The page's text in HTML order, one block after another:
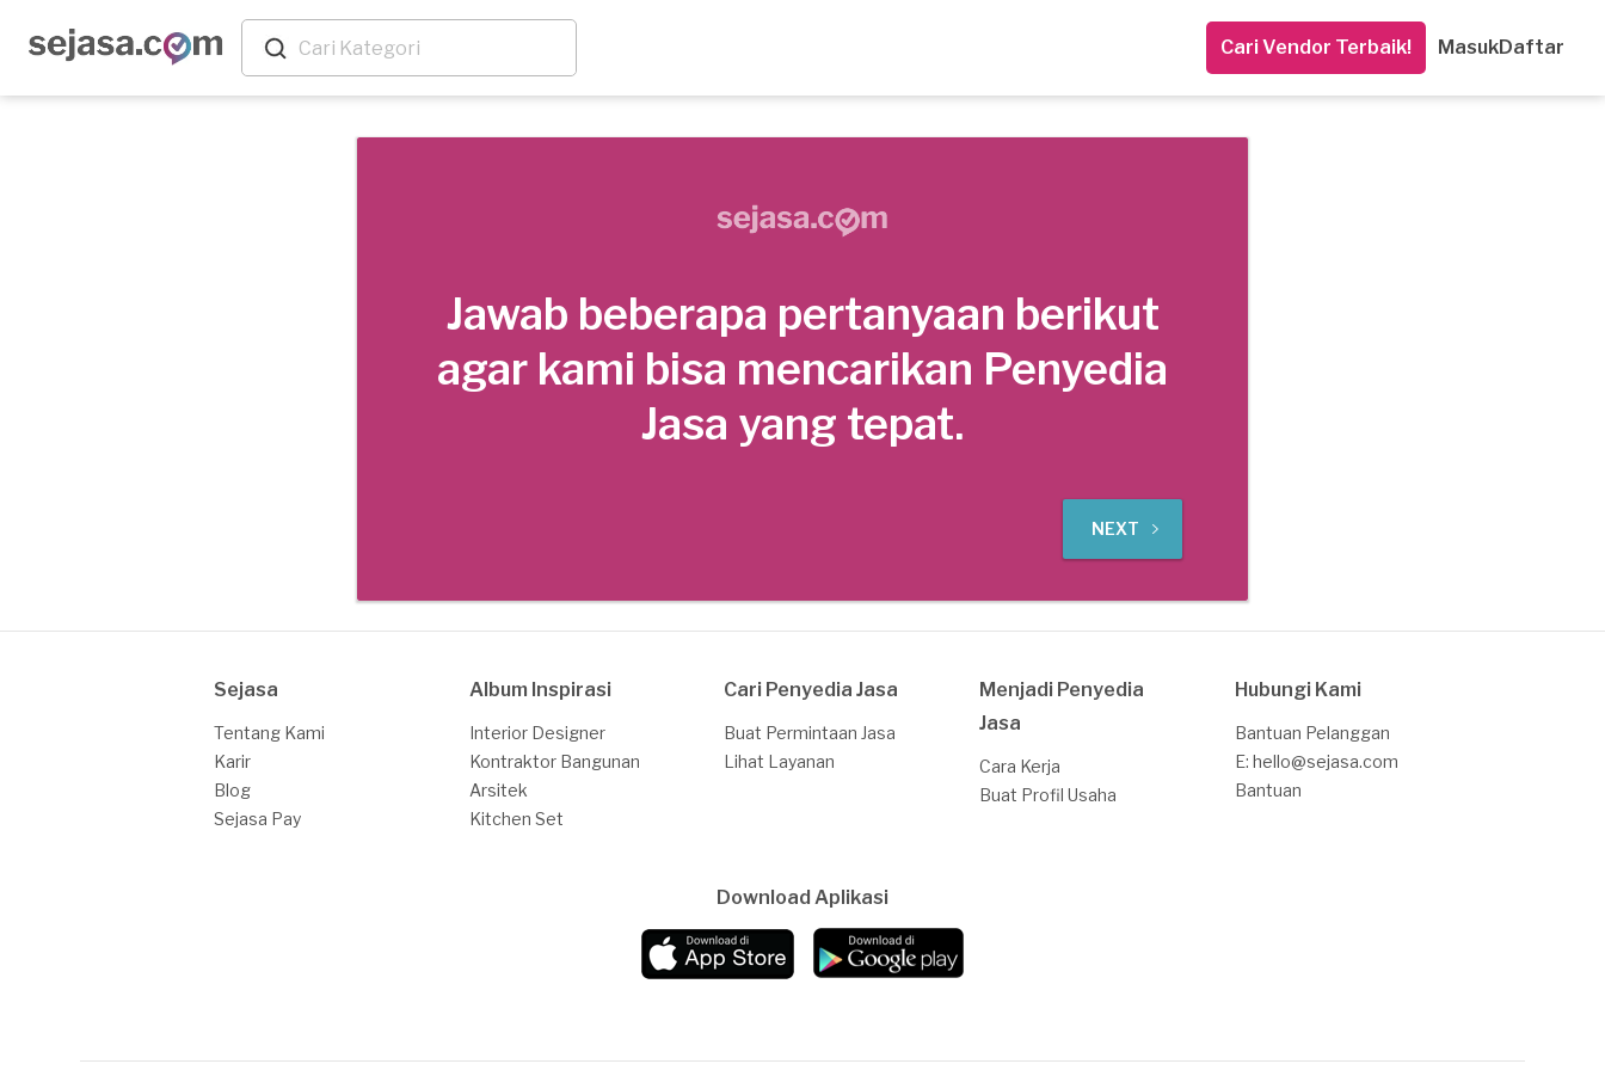
Cari Vendor Terbaik! MasukDaftar
Jawab beberapa pertanyaan berikut
agar kami bisa mencarikan Penyedia
Jasa yang tepat.
NEXT
Sejasa
Tentang Kami
Karir
Blog
Sejasa Pay
Album Inspirasi
Interior Designer
Kontraktor Bangunan
Arsitek
Kitchen Set
Cari Penyedia Jasa
Buat Permintaan Jasa
Lihat Layanan
Menjadi Penyedia
Jasa
Cara Kerja
Buat Profil Usaha
Hubungi Kami
Bantuan Pelanggan
E: hello@sejasa.com
Bantuan
Download Aplikasi